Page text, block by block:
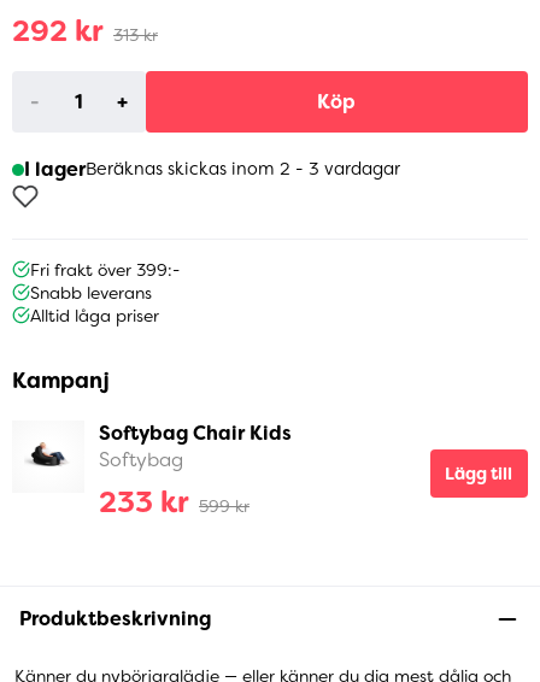
292 kr 313 kr
- + Köp
I lagerBeräknas skickas inom 2 - 3 vardagar
Fri frakt över 399:-
Snabb leverans
Alltid låga priser
Kampanj
Softybag Chair Kids
Softybag
233 kr 599 kr
Lägg till
Produktbeskrivning
Känner du nybörjarglädje — eller känner du dig mest dålig och